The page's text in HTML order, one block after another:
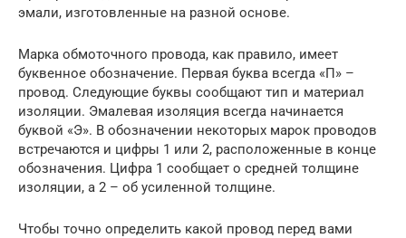
эмали, изготовленные на разной основе.
Марка обмоточного провода, как правило, имеет
буквенное обозначение. Первая буква всегда «П» –
провод. Следующие буквы сообщают тип и материал
изоляции. Эмалевая изоляция всегда начинается
буквой «Э». В обозначении некоторых марок проводов
встречаются и цифры 1 или 2, расположенные в конце
обозначения. Цифра 1 сообщает о средней толщине
изоляции, а 2 – об усиленной толщине.
Чтобы точно определить какой провод перед вами